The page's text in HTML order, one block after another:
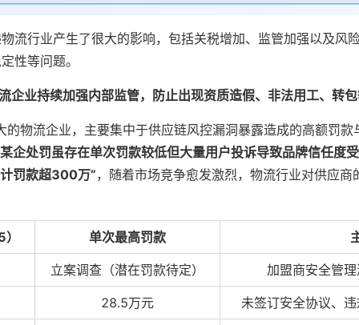
流行业产生了很大的影响，包括关税增加、监管加强以及风
性等问题。
企业持续加强内部监管，防止出现资质造假、非法用工、转
物流企业，主要集中于供应链风控漏洞暴露造成的高额罚款
企处罚虽存在单次罚款较低但大量用户投诉导致品牌信任
罚款超300万”，随着市场竞争愈发激烈，物流行业对供应
单次最高罚款
立案调查（潜在罚款待定） 加盟商安全管
28.5万元 未签订安全协议、